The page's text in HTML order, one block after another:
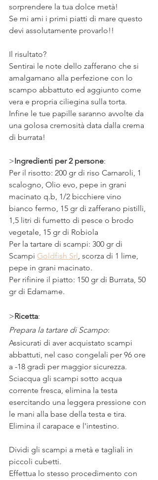
sorprendere la tua dolce metà!
Se mi ami i primi piatti di mare questo
devi assolutamente provarlo!!
Il risultato?
Sentirai le note dello zafferano che si
amalgamano alla perfezione con lo
scampo abbattuto ed aggiunto come
vera e propria ciliegina sulla torta.
Infine le tue papille saranno avvolte da
una golosa cremosità data dalla crema
di burrata!
>Ingredienti per 2 persone:
Per il risotto: 200 gr di riso Carnaroli, 1
scalogno, Olio evo, pepe in grani
macinato q.b, 1/2 bicchiere vino
bianco fermo, 15 gr di zafferano pistilli,
1,5 litri di fumetto di pesce o brodo
vegetale, 15 gr di Robiola
Per la tartare di scampi: 300 gr di
Scampi Goldfish Srl, scorza di 1 lime,
pepe in grani macinato.
Per rifinire il piatto: 150 gr di Burrata, 50
gr di Edamame.
>Ricetta:
Prepara la tartare di Scampo:
Assicurati di aver acquistato scampi
abbattuti, nel caso congelali per 96 ore
a -18 gradi per maggior sicurezza.
Sciacqua gli scampi sotto acqua
corrente fresca, elimina la testa
esercitando una leggera pressione con
le mani alla base della testa e tira.
Elimina il carapace e l'intestino.
Dividi gli scampi a metà e tagliali in
piccoli cubetti.
Effettua lo stesso procedimento con